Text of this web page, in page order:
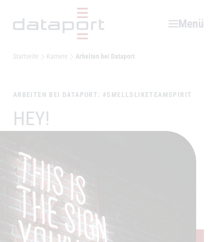
Menü
Startseite Karriere Arbeiten bei Dataport
ARBEITEN BEI DATAPORT: #SMELLSLIKETEAMSPIRIT
–HEY!